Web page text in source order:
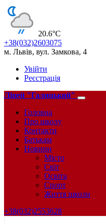
20.6°С
+38(032)2603075
м. Львів, вул. Замкова, 4
Увійти
Реєстрація
Ліцей "Галицький"
Головна
Про школу
Контакти
Батькам
Новини
Місто
Світ
Освіта
Спорт
Життя школи
+38(032)2553628